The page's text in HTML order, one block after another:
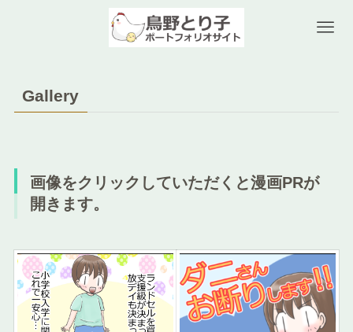
Gallery
画像をクリックしていただくと漫画PRが
開きます。